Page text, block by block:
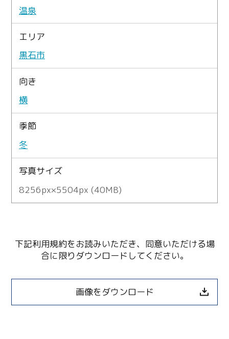
温泉
エリア
黒石市
向き
横
季節
冬
写真サイズ
8256px×5504px (40MB)
下記利用規約をお読みいただき、同意いただける場
合に限りダウンロードしてください。
画像をダウンロード